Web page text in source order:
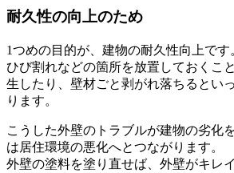
耐久性の向上のため
1つめの目的が、建物の耐久性向上です
ひび割れなどの箇所を放置しておくこ
生したり、壁材ごと剥がれ落ちるとい
ります。
こうした外壁のトラブルが建物の劣化
は居住環境の悪化へとつながります。
外壁の塗料を塗り直せば、外壁がキレ